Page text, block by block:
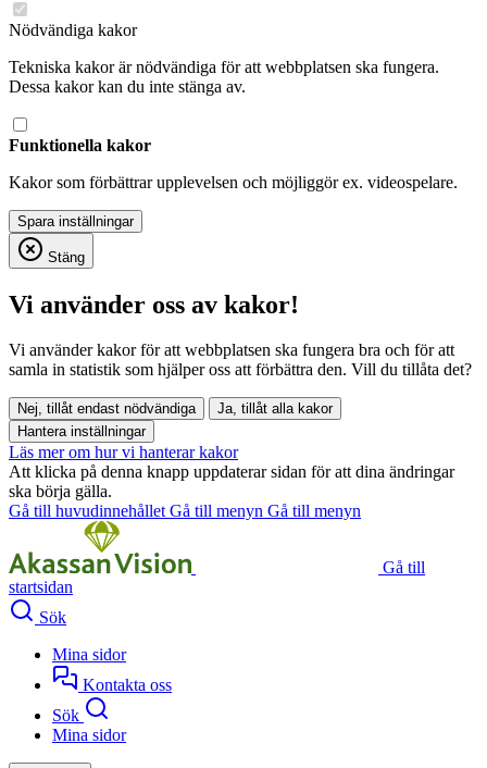
Nödvändiga kakor
Tekniska kakor är nödvändiga för att webbplatsen ska fungera.
Dessa kakor kan du inte stänga av.
Funktionella kakor
Kakor som förbättrar upplevelsen och möjliggör ex. videospelare.
Stäng
Vi använder oss av kakor!
Vi använder kakor för att webbplatsen ska fungera bra och för att
samla in statistik som hjälper oss att förbättra den. Vill du tillåta det?
Nej, tillåt endast nödvändiga
Ja, tillåt alla kakor
Hantera inställningar
Läs mer om hur vi hanterar kakor
Att klicka på denna knapp uppdaterar sidan för att dina ändringar
ska börja gälla.
Gå till huvudinnehålletGå till menyn Gå till menyn
Gå till
startsidan
Sök
Mina sidor
Kontakta oss
Sök
Mina sidor